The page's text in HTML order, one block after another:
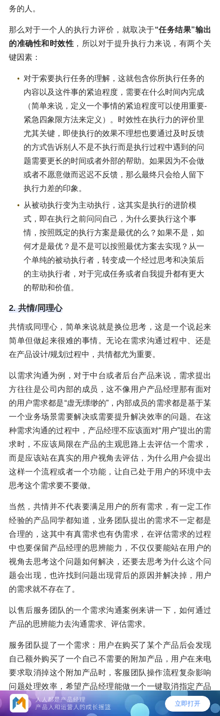
务的人。
那么对于一个人的执行力评价，就取决于“任务结果”输出
的准确性和时效性 ，所以对于提升执行力来说，有两个关
键因素：
对于索要执行任务的理解，这就包含你所执行任务的
内容以及这件事的紧迫程度，需要在什么时间内完成
（简单来说，定义一个事情的紧迫程度可以使用重要-
紧急四象限方法来定义）。时效性在执行力的评价里
尤其关键，即使执行的效果不理想也要通过及时反馈
的方式告诉别人不是不执行而是执行过程中遇到的问
题需要更长的时间或者外部的帮助。如果因为不会做
或者不愿意做而迟迟不反馈，那么最终只会给人留下
执行力差的印象。
从被动执行变为主动执行，这其实是执行的进阶模
式，即在执行之前问问自己，为什么要执行这个事
情，按照既定的执行方案是最优的么？如果不是，如
何才是最优？是不是可以按照最优方案去实现？从一
个单纯的被动执行者，转变成一个经过思考和决策后
的主动执行者，对于完成任务或者自我提升都有更大
的帮助和价值。
2. 共情/同理心
共情或同理心，简单来说就是换位思考，这是一个说起来
简单但做起来很难的事情。无论在需求沟通过程中、还是
在产品设计/规划过程中，共情都尤为重要。
以需求沟通为例，对于中台或者后台产品来说，需求提出
方往往是公司内部的成员，这不像用户产品经理那有面对
的用户需求都是“虚无缥缈的”，内部成员的需求都是基于某
一个业务场景需要解决或需要提升解决效率的问题。在这
种需求沟通的过程中，产品经理不应该面对“用户”提出的需
求时，不应该局限在产品的主观思路上去评估一个需求，
而是应该站在真实的用户视角去评估，为什么用户会提出
这样一个流程或者一个功能，让自己处于用户的环境中去
思考这个需求要不要做。
当然，共情并不代表要满足用户的所有需求，有一定工作
经验的产品同学都知道，业务团队提出的需求不一定都是
合理的，这其中有真需求也有伪需求，在评估需求的过程
中也要保留产品经理的思辨能力，不仅仅要能站在用户的
视角去思考这个问题如何解决，还要去思考为什么这个问
题会出现，也许找到问题出现背后的原因并解决掉，用户
的需求就不存在了。
以售后服务团队的一个需求沟通案例来讲一下，如何通过
产品的思辨能力去沟通需求、评估需求。
服务团队提了一个需求：用户在购买了某个产品后会发现
自己额外购买了一个自己不需要的附加产品，用户在来电
要求取消掉这个附加产品时，客服团队操作流程复杂影响
问题处理效率，希望产品经理能做一个一键取消指定产品
的功能，提升客服针对此类问题的处理效率。如果是一个
初级产品经理，可能就会和客服团队沟通，将这个功能加